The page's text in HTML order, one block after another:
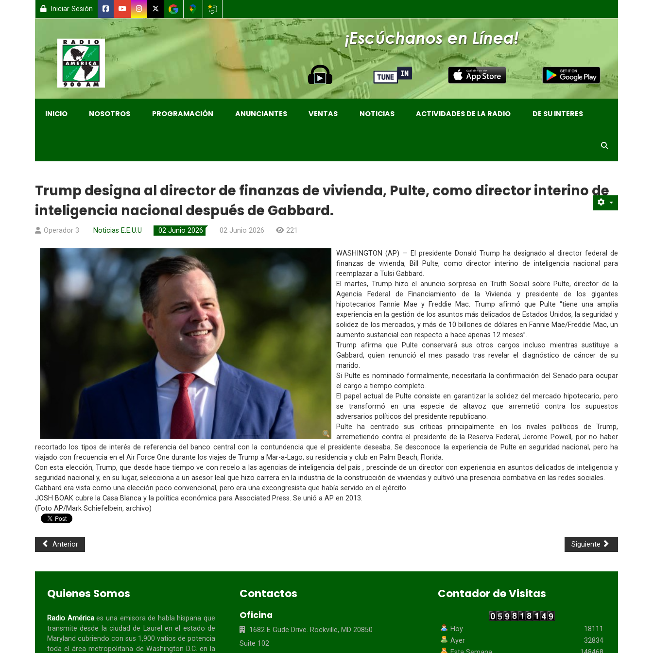
Iniciar Sesión
INICIO NOSOTROS PROGRAMACIÓN ANUNCIANTES VENTAS NOTICIAS ACTIVIDADES DE LA RADIO DE SU INTERES
Trump designa al director de finanzas de vivienda, Pulte, como director interino de
inteligencia nacional después de Gabbard.
Operador 3 Noticias E.E.U.U 02 Junio 2026 02 Junio 2026 221
WASHINGTON (AP) — El presidente Donald Trump ha designado al director federal de
finanzas de vivienda, Bill Pulte, como director interino de inteligencia nacional para
reemplazar a Tulsi Gabbard.
El martes, Trump hizo el anuncio sorpresa en Truth Social sobre Pulte, director de la
Agencia Federal de Financiamiento de la Vivienda y presidente de los gigantes
hipotecarios Fannie Mae y Freddie Mac. Trump afirmó que Pulte “tiene una amplia
experiencia en la gestión de los asuntos más delicados de Estados Unidos, la seguridad y
solidez de los mercados, y más de 10 billones de dólares en Fannie Mae/Freddie Mac, un
aumento sustancial con respecto a hace apenas 12 meses”.
Trump afirma que Pulte conservará sus otros cargos incluso mientras sustituye a
Gabbard, quien renunció el mes pasado tras revelar el diagnóstico de cáncer de su
marido.
Si Pulte es nominado formalmente, necesitaría la confirmación del Senado para ocupar
el cargo a tiempo completo.
El papel actual de Pulte consiste en garantizar la solidez del mercado hipotecario, pero
se transformó en una especie de altavoz que arremetió contra los supuestos
adversarios políticos del presidente republicano.
Pulte ha centrado sus críticas principalmente en los rivales políticos de Trump,
arremetiendo contra el presidente de la Reserva Federal, Jerome Powell, por no haber
recortado los tipos de interés de referencia del banco central con la contundencia que el presidente deseaba. Se desconoce la experiencia de Pulte en seguridad nacional, pero ha
viajado con frecuencia en el Air Force One durante los viajes de Trump a Mar-a-Lago, su residencia y club en Palm Beach, Florida.
Con esta elección, Trump, que desde hace tiempo ve con recelo a las agencias de inteligencia del país , prescinde de un director con experiencia en asuntos delicados de inteligencia y
seguridad nacional y, en su lugar, selecciona a un asesor leal que hizo carrera en la industria de la construcción de viviendas y cultivó una presencia combativa en las redes sociales.
Gabbard era vista como una elección poco convencional, pero era una excongresista que había servido en el ejército.
JOSH BOAK cubre la Casa Blanca y la política económica para Associated Press. Se unió a AP en 2013.
(Foto AP/Mark Schiefelbein, archivo)
Anterior Siguiente
Quienes Somos
Radio Américaes una emisora de habla hispana que
transmite desde la ciudad de Laurel en el estado de
Maryland cubriendo con sus 1,900 vatios de potencia
toda el área metropolitana de Washington D.C. en la
Contactos
Oficina
1682 E Gude Drive. Rockville, MD 20850
Suite 102
Contador de Visitas
Hoy
Ayer
18111
32834